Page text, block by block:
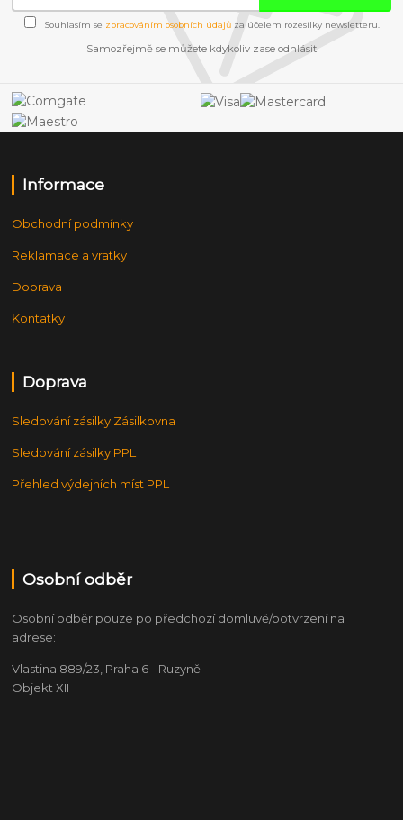
Souhlasím se zpracováním osobních údajůza účelem rozesílky newsletteru.
Samozřejmě se můžete kdykoliv zase odhlásit
Informace
Obchodní podmínky
Reklamace a vratky
Doprava
Kontatky
Doprava
Sledování zásilky Zásilkovna
Sledování zásilky PPL
Přehled výdejních míst PPL
Osobní odběr
Osobní odběr pouze po předchozí domluvě/potvrzení na
adrese:
Vlastina 889/23, Praha 6 - Ruzyně
Objekt XII